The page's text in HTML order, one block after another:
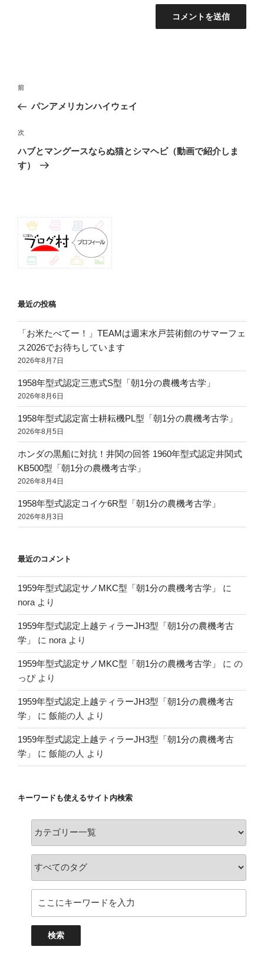
投
ナ
ビ
ゲ
ー
前
の
稿
前
パンアメリカンハイウェイ
次
の
投
次
ハブとマングースならぬ猫とシマヘビ（動画で紹介しま
す）
最近の投稿
「お米たべてー！」TEAMは週末水戸芸術館のサマーフェ
ス2026でお待ちしています
2026年8月7日
1958年型式認定三恵式S型「朝1分の農機考古学」
2026年8月6日
1958年型式認定富士耕耘機PL型「朝1分の農機考古学」
2026年8月5日
ホンダの黒船に対抗！井関の回答 1960年型式認定井関式
KB500型「朝1分の農機考古学」
2026年8月4日
1958年型式認定コイケ6R型「朝1分の農機考古学」
2026年8月3日
最近のコメント
1959年型式認定サノMKC型「朝1分の農機考古学」
に
nora より
1959年型式認定上越ティラーJH3型「朝1分の農機考古
学」
に nora より
1959年型式認定サノMKC型「朝1分の農機考古学」 に の
っぴより
1959年型式認定上越ティラーJH3型「朝1分の農機考古
学」
に 飯能の人 より
1959年型式認定上越ティラーJH3型「朝1分の農機考古
学」
に 飯能の人 より
キーワードも使えるサイト内検索